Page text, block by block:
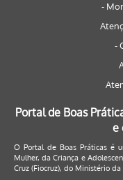
-
-
Portal de Boas
e
O Portal de Boas Práticas é
Mulher, da Criança e
Cruz (Fiocruz), do Ministério da